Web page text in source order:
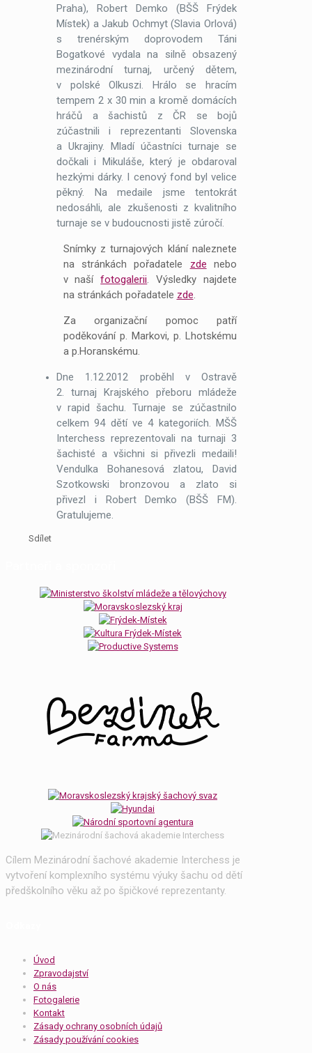
Praha), Robert Demko (BŠŠ Frýdek
Místek) a Jakub Ochmyt (Slavia Orlová)
s trenérským doprovodem Táni
Bogatkové vydala na silně obsazený
mezinárodní turnaj, určený dětem,
v polské Olkuszi. Hrálo se hracím
tempem 2 x 30 min a kromě domácích
hráčů a šachistů z ČR se bojů
zúčastnili i reprezentanti Slovenska
a Ukrajiny. Mladí účastníci turnaje se
dočkali i Mikuláše, který je obdaroval
hezkými dárky. I cenový fond byl velice
pěkný. Na medaile jsme tentokrát
nedosáhli, ale zkušenosti z kvalitního
turnaje se v budoucnosti jistě zúročí.
Snímky z turnajových klání naleznete
na stránkách pořadatele zde nebo
v našífotogalerii. Výsledky najdete
na stránkách pořadatele zde.
Za organizační pomoc patří
poděkování p. Markovi, p. Lhotskému
a p.Horanskému.
Dne 1.12.2012 proběhl v Ostravě
2. turnaj Krajského přeboru mládeže
v rapid šachu. Turnaje se zúčastnilo
celkem 94 dětí ve 4 kategoriích. MŠŠ
Interchess reprezentovali na turnaji 3
šachisté a všichni si přivezli medaili!
Vendulka Bohanesová zlatou, David
Szotkowski bronzovou a zlato si
přivezl i Robert Demko (BŠŠ FM).
Gratulujeme.
Sdílet
Cílem Mezinárodní šachové akademie Interchess je
vytvoření komplexního systému výuky šachu od dětí
předškolního věku až po špičkové reprezentanty.
Úvod
Zpravodajství
O nás
Fotogalerie
Kontakt
Zásady ochrany osobních údajů
Zásady používání cookies